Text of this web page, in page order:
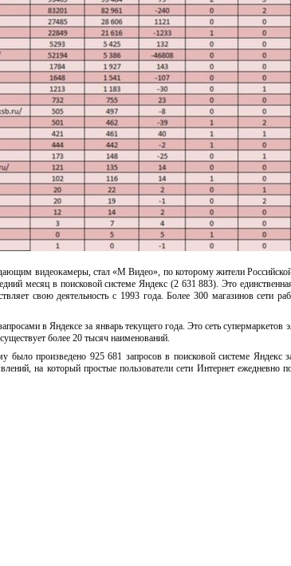
видеокамеры, стал «М Видео», по которому жители
месяц в поисковой системе Яндекс (2 631 883). Это
свою деятельность с 1993 года. Более 300 магазинов сети
в Яндексе за январь текущего года. Это сеть супермаркетов
более 20 тысяч наименований.
было произведено 925 681 запросов в поисковой системе Яндекс
на который простые пользователи сети Интернет ежедневно